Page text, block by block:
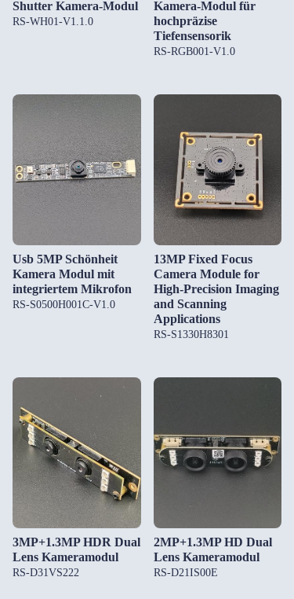
Shutter Kamera-Modul
RS-WH01-V1.1.0
Kamera-Modul für
hochpräzise
Tiefensensorik
RS-RGB001-V1.0
Usb 5MP Schönheit
Kamera Modul mit
integriertem Mikrofon
RS-S0500H001C-V1.0
13MP Fixed Focus
Camera Module for
High-Precision Imaging
and Scanning
Applications
RS-S1330H8301
3MP+1.3MP HDR Dual
Lens Kameramodul
RS-D31VS222
2MP+1.3MP HD Dual
Lens Kameramodul
RS-D21IS00E